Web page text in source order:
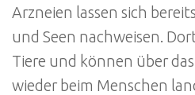
Arzneien lassen sich
und Seen nachweisen.
Tiere und können über
wieder beim Menschen